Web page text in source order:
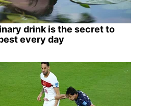
drink is the secret to
every day